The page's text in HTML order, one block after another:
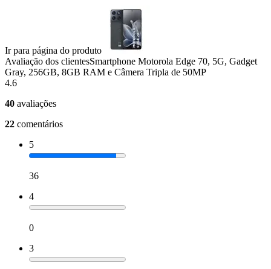
Ir para página do produto
Avaliação dos clientesSmartphone Motorola Edge 70, 5G, Gadget
Gray, 256GB, 8GB RAM e Câmera Tripla de 50MP
4.6
40 avaliações
22 comentários
5
36
4
0
3